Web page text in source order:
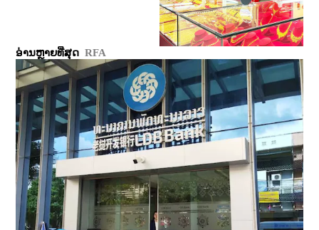
ອ່ານຫຼາຍທີ່ສຸດ RFA